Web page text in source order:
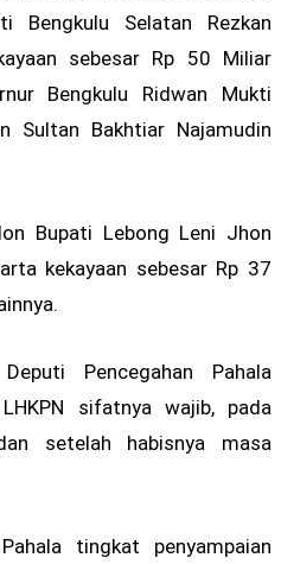
Bengkulu Selatan Rezkan
sebesar Rp 50 Miliar
Bengkulu Ridwan Mukti
Sultan Bakhtiar Najamudin
Bupati Lebong Leni Jhon
kekayaan sebesar Rp 37
Pencegahan Pahala
sifatnya wajib, pada
setelah habisnya masa
tingkat penyampaian